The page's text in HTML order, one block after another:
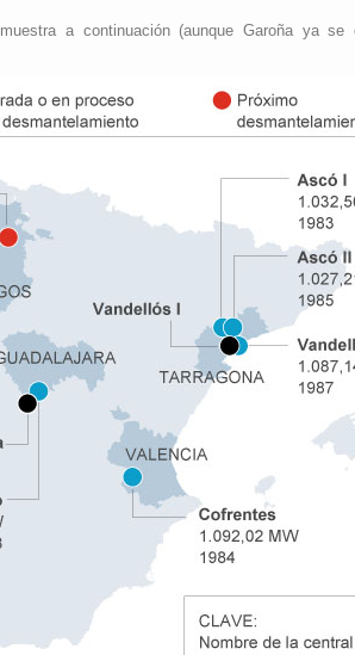
a continuación (aunque Garoña ya se